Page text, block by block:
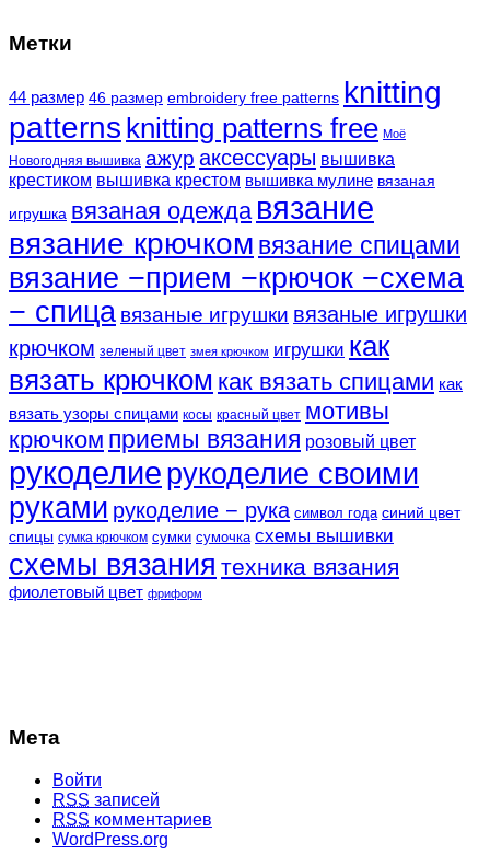
Метки
44 размер 46 размер embroidery free patterns knitting
patterns knitting patterns free Моё
Новогодняя вышивка ажур аксессуары вышивка
крестиком вышивка крестом вышивка мулине вязаная
игрушка вязаная одежда вязание
вязание крючком вязание спицами
вязание −прием −крючок −схема
− спица вязаные игрушки вязаные игрушки
крючком зеленый цвет змея крючком игрушки как
вязать крючком как вязать спицами как
вязать узоры спицами косы красный цвет мотивы
крючком приемы вязания розовый цвет
рукоделие рукоделие своими
руками рукоделие − рука символ года синий цвет
спицы сумка крючком сумки сумочка схемы вышивки
схемы вязания техника вязания
фиолетовый цвет фриформ
Мета
Войти
RSS записей
RSS комментариев
WordPress.org